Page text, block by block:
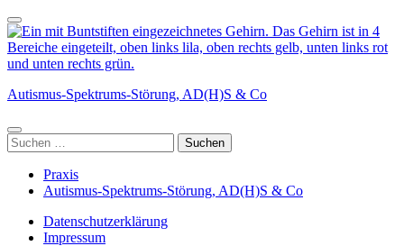
Zum
Inhalt
springen
(Enter
Autismus-Spektrums-Störung, AD(H)S & Co
Suchen
nach:
Praxis
Autismus-Spektrums-Störung, AD(H)S & Co
Datenschutzerklärung
Impressum